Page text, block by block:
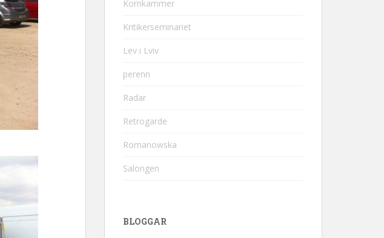
Kornkammer
Kritikerseminariet
Lev i Lviv
perenn
Radar
Retrogarde
Romanowska
Salongen
BLOGGAR